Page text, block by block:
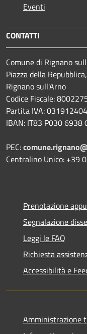
Eventi
CONTATTI
Comune di Rignano
Piazza della
Rignano sull'Arno
Codice Fiscale:
Partita IVA:
IBAN: IT83 P030
PEC:
Centralino Unico: +39
Prenotazione
Segnalazione
Leggi le FAQ
Richiesta
Accessibilità e
Amministrazione